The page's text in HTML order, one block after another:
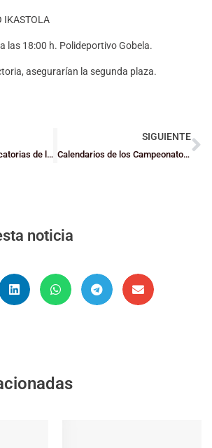
IKASTOLA
las 18:00 h. Polideportivo Gobela.
asegurarían la segunda plaza.
Regresan las convocatorias de las preselecciones bizkainas
SIGUIENTE
Calendarios de los Campeonatos de Euskadi y Navarra de Selecciones Mini y Júnior
noticia